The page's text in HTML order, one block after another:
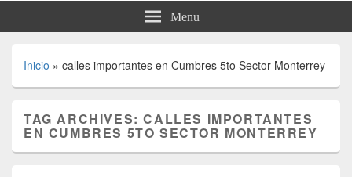
Menu
Inicio » calles importantes en Cumbres 5to Sector Monterrey
TAG ARCHIVES:CALLES IMPORTANTES
EN CUMBRES 5TO SECTOR MONTERREY